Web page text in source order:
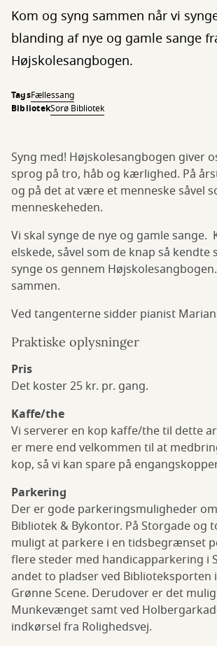
Kom og syng sammen når vi
blanding af nye og gamle sange
Højskolesangbogen.
TagsFællessang
BibliotekSorø Bibliotek
Syng med! Højskolesangbogen giver
sprog på tro, håb og kærlighed. På
og på det at være et menneske såvel
menneskeheden.
Vi skal synge de nye og gamle sange.
elskede, såvel som de knap så kendte
synge os gennem
sammen.
Ved tangenterne sidder pianist
Praktiske oplysninger
Pris
Det koster 25 kr. pr. gang.
Kaffe/the
Vi serverer en kop kaffe/the til dette
er mere end velkommen til at
kop, så vi kan spare på
Parkering
Der er gode parkeringsmuligheder
Bibliotek & Bykontor. På Storgade og
muligt at parkere i en tidsbegrænset
flere steder med handicapparkering i
andet to pladser ved Biblioteksporten
Grønne Scene. Derudover er det
Munkevænget samt ved
indkørsel fra Rolighedsvej.